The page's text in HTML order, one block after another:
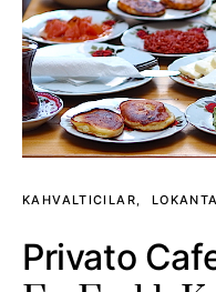
KAHVALTICILAR
Privato